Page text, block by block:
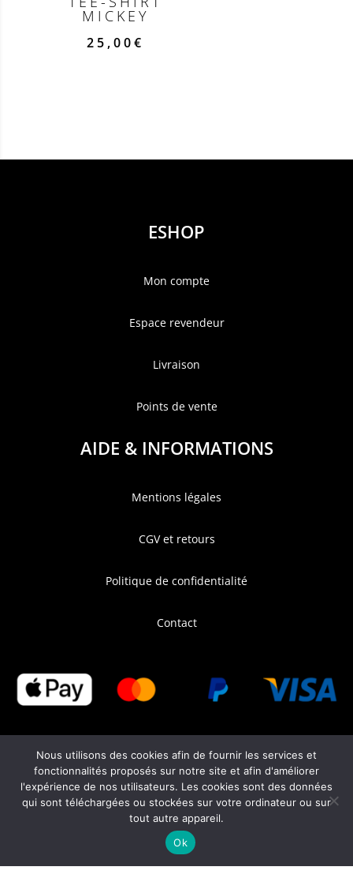
MICKEY
25,00€
ESHOP
Mon compte
Espace revendeur
Livraison
Points de vente
AIDE & INFORMATIONS
Mentions légales
CGV et retours
Politique de confidentialité
Contact
Nous utilisons des cookies afin de fournir les services et
fonctionnalités proposés sur notre site et afin d'améliorer
l'expérience de nos utilisateurs. Les cookies sont des données
qui sont téléchargées ou stockées sur votre ordinateur ou sur
tout autre appareil.
Ok